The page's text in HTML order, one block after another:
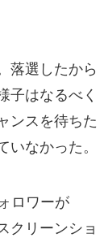
落選したから
子はなるべく
ンスを待ちた
なかった。
ロワーが
クリーンショ